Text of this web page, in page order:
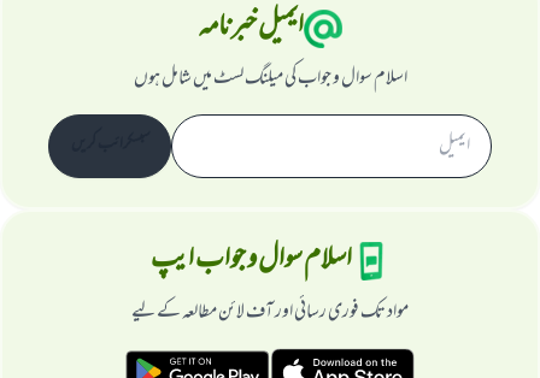
ایمیل خبرنامہ
اسلام سوال و جواب کی میلنگ لسٹ میں شامل ہوں
اسلام سوال و جواب ایپ
مواد تک فوری رسائی اور آف لائن مطالعہ کے لیے